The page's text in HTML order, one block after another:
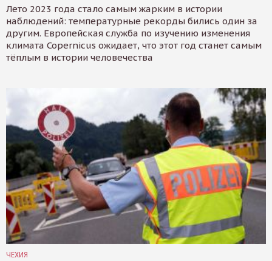
Лето 2023 года стало самым жарким в истории
наблюдений: температурные рекорды бились один за
другим. Европейская служба по изучению изменения
климата Copernicus ожидает, что этот год станет самым
тёплым в истории человечества
ЧЕХИЯ